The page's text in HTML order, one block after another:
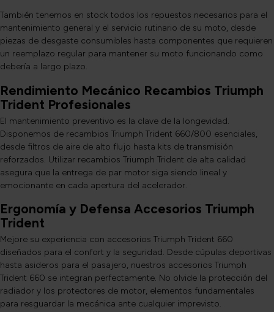
También tenemos en stock todos los repuestos necesarios para el
mantenimiento general y el servicio rutinario de su moto, desde
piezas de desgaste consumibles hasta componentes que requieren
un reemplazo regular para mantener su moto funcionando como
debería a largo plazo.
Rendimiento Mecánico Recambios Triumph
Trident Profesionales
El mantenimiento preventivo es la clave de la longevidad.
Disponemos de recambios Triumph Trident 660/800 esenciales,
desde filtros de aire de alto flujo hasta kits de transmisión
reforzados. Utilizar recambios Triumph Trident de alta calidad
asegura que la entrega de par motor siga siendo lineal y
emocionante en cada apertura del acelerador.
Ergonomía y Defensa Accesorios Triumph
Trident
Mejore su experiencia con accesorios Triumph Trident 660
diseñados para el confort y la seguridad. Desde cúpulas deportivas
hasta asideros para el pasajero, nuestros accesorios Triumph
Trident 660 se integran perfectamente. No olvide la protección del
radiador y los protectores de motor, elementos fundamentales
para resguardar la mecánica ante cualquier imprevisto.